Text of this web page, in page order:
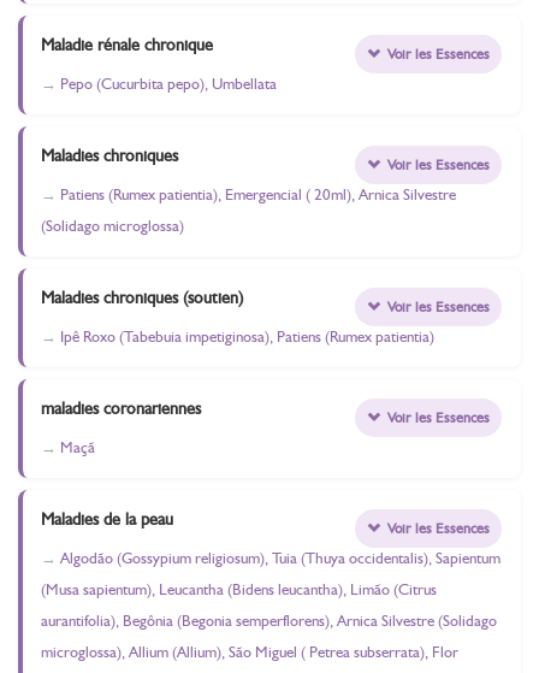
Maladie rénale chronique
Pepo (Cucurbita pepo), Umbellata
Voir les Essences
Maladies chroniques
Patiens (Rumex patientia), Emergencial ( 20ml), Arnica Silvestre
(Solidago microglossa)
Voir les Essences
Maladies chroniques (soutien)
Ipê Roxo (Tabebuia impetiginosa), Patiens (Rumex patientia)
Voir les Essences
maladies coronariennes
Maçã
Voir les Essences
Maladies de la peau
Algodão (Gossypium religiosum), Tuia (Thuya occidentalis), Sapientum
(Musa sapientum), Leucantha (Bidens leucantha), Limão (Citrus
aurantifolia), Begônia (Begonia semperflorens), Arnica Silvestre (Solidago
microglossa), Allium (Allium), São Miguel ( Petrea subserrata), Flor
Voir les Essences